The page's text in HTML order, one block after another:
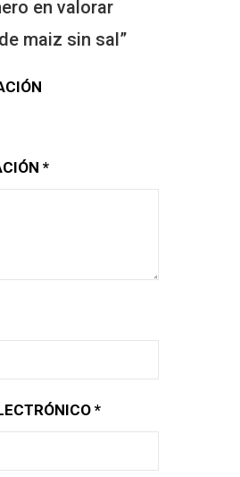
en valorar
maiz sin sal”
*
*